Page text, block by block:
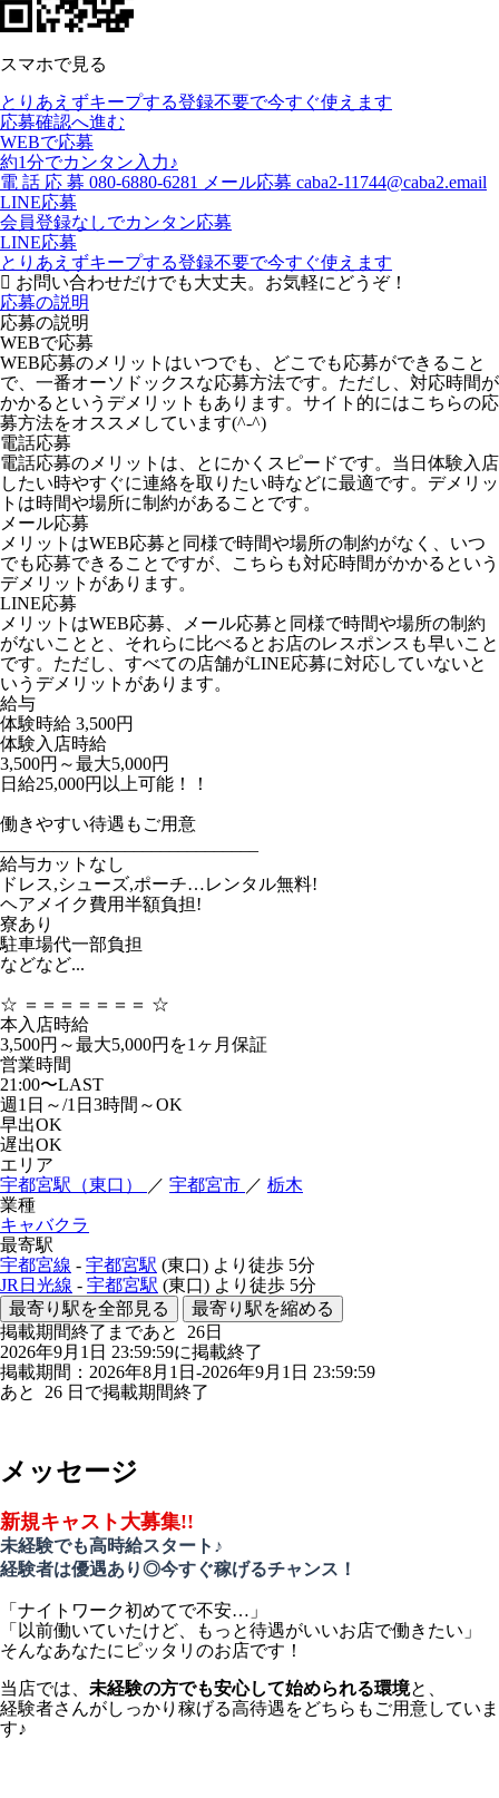
スマホで見る
とりあえずキープする登録不要で今すぐ使えます
応募確認へ進む
WEBで応募
約1分でカンタン入力♪
電 話 応 募 080-6880-6281 メール応募 caba2-11744@caba2.email
LINE応募
会員登録なしでカンタン応募
LINE応募
とりあえずキープする登録不要で今すぐ使えます
お問い合わせだけでも大丈夫。お気軽にどうぞ！
応募の説明
応募の説明
WEBで応募
WEB応募のメリットはいつでも、どこでも応募ができること
で、一番オーソドックスな応募方法です。ただし、対応時間が
かかるというデメリットもあります。サイト的にはこちらの応
募方法をオススメしています(^-^)
電話応募
電話応募のメリットは、とにかくスピードです。当日体験入店
したい時やすぐに連絡を取りたい時などに最適です。デメリッ
トは時間や場所に制約があることです。
メール応募
メリットはWEB応募と同様で時間や場所の制約がなく、いつ
でも応募できることですが、こちらも対応時間がかかるという
デメリットがあります。
LINE応募
メリットはWEB応募、メール応募と同様で時間や場所の制約
がないことと、それらに比べるとお店のレスポンスも早いこと
です。ただし、すべての店舗がLINE応募に対応していないと
いうデメリットがあります。
給与
体験時給 3,500円
体験入店時給
3,500円～最大5,000円
日給25,000円以上可能！！
働きやすい待遇もご用意
給与カットなし
ドレス,シューズ,ポーチ…レンタル無料!
ヘアメイク費用半額負担!
寮あり
駐車場代一部負担
などなど...
☆ ＝＝＝＝＝＝＝ ☆
本入店時給
3,500円～最大5,000円を1ヶ月保証
営業時間
21:00〜LAST
週1日～/1日3時間～OK
早出OK
遅出OK
エリア
宇都宮駅（東口）
／ 宇都宮市 ／ 栃木
業種
キャバクラ
最寄駅
宇都宮線 - 宇都宮駅 (東口) より徒歩 5分
JR日光線 - 宇都宮駅 (東口) より徒歩 5分
最寄り駅を全部見る
最寄り駅を縮める
掲載期間終了まであと 26日
2026年9月1日 23:59:59に掲載終了
掲載期間：2026年8月1日-2026年9月1日 23:59:59
あと 26 日で掲載期間終了
メッセージ
新規キャスト大募集!!
未経験でも高時給スタート♪
経験者は優遇あり◎今すぐ稼げるチャンス！
「ナイトワーク初めてで不安…」
「以前働いていたけど、もっと待遇がいいお店で働きたい」
そんなあなたにピッタリのお店です！
当店では、 未経験の方でも安心して始められる環境と、
経験者さんがしっかり稼げる高待遇をどちらもご用意していま
す♪